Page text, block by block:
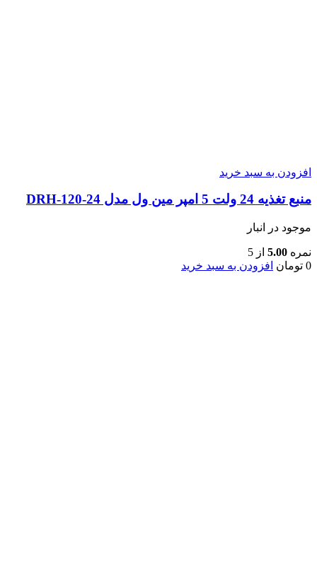
افزودن به سبد خرید
منبع تغذیه 24 ولت 5 امپر مین ول مدل DRH-120-24
موجود در انبار
نمره 5.00 از 5
0 تومان افزودن به سبد خرید